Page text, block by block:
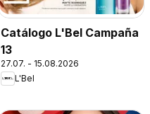
Catálogo L'Bel Campaña
13
27.07. - 15.08.2026
L'Bel